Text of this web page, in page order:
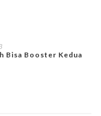
Bisa Booster Kedua